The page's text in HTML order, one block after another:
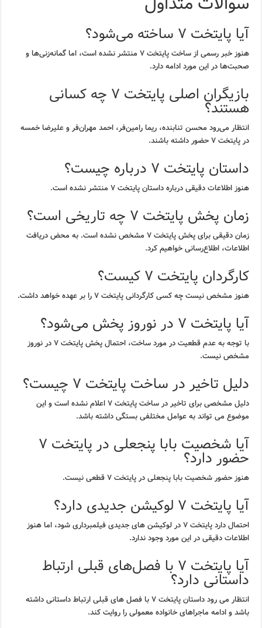
آیا پایتخت ۷ ساخته می‌شود؟
هنوز خبر رسمی از ساخت پایتخت ۷ منتشر نشده است، اما گمانه‌زنی‌ها و
صحبت‌ها در این مورد ادامه دارد.
بازیگران اصلی پایتخت ۷ چه کسانی
هستند؟
انتظار می‌رود محسن تنابنده، ریما رامین‌فر، احمد مهران‌فر و علیرضا خمسه
در پایتخت ۷ حضور داشته باشند.
داستان پایتخت ۷ درباره چیست؟
هنوز اطلاعات دقیقی درباره داستان پایتخت ۷ منتشر نشده است.
زمان پخش پایتخت ۷ چه تاریخی است؟
زمان دقیقی برای پخش پایتخت ۷ مشخص نشده است. به محض دریافت
اطلاعات، اطلاع‌رسانی خواهیم کرد.
کارگردان پایتخت ۷ کیست؟
هنوز مشخص نیست چه کسی کارگردانی پایتخت ۷ را بر عهده خواهد داشت.
آیا پایتخت ۷ در نوروز پخش می‌شود؟
با توجه به عدم قطعیت در مورد ساخت، احتمال پخش پایتخت ۷ در نوروز
مشخص نیست.
دلیل تاخیر در ساخت پایتخت ۷ چیست؟
دلیل مشخصی برای تاخیر در ساخت پایتخت ۷ اعلام نشده است و این
موضوع می تواند به عوامل مختلفی بستگی داشته باشد.
آیا شخصیت بابا پنجعلی در پایتخت ۷
حضور دارد؟
هنوز حضور شخصیت بابا پنجعلی در پایتخت ۷ قطعی نیست.
آیا پایتخت ۷ لوکیشن جدیدی دارد؟
احتمال دارد پایتخت ۷ در لوکیشن های جدیدی فیلمبرداری شود، اما هنوز
اطلاعات دقیقی در این مورد وجود ندارد.
آیا پایتخت ۷ با فصل‌های قبلی ارتباط
داستانی دارد؟
انتظار می رود داستان پایتخت ۷ با فصل های قبلی ارتباط داستانی داشته
باشد و ادامه ماجراهای خانواده معمولی را روایت کند.